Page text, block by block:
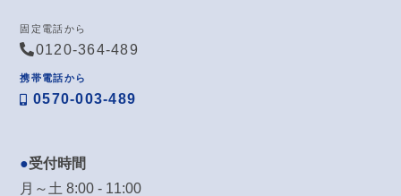
固定電話から
0120-364-489
携帯電話から
0570-003-489
受付時間
月～土 8:00 - 11:00